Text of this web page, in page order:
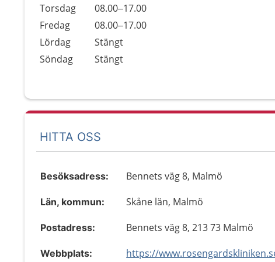
Torsdag
08.00–17.00
Fredag
08.00–17.00
Lördag
Stängt
Söndag
Stängt
HITTA OSS
Besöksadress: Bennets väg 8, Malmö
Län, kommun: Skåne län, Malmö
Postadress: Bennets väg 8, 213 73 Malmö
Webbplats: